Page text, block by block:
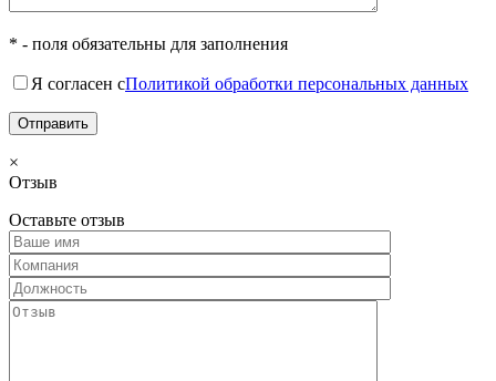
* - поля обязательны для заполнения
Я согласен сПолитикой обработки персональных данных
×
Отзыв
Оставьте отзыв